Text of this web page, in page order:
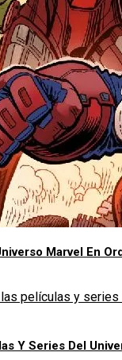
Marvel En
Y Series Del